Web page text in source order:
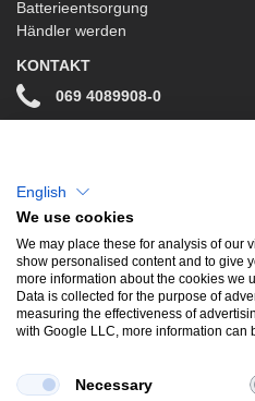
Batterieentsorgung
Händler werden
KONTAKT
069 4089908-0
Facebook
Instagram
UNSERE BELIEBTESTEN
English
We use cookies
We may place these for analysis of our
show personalised content and to give
more information about the cookies we
Data is collected for the purpose of
measuring the effectiveness of
with Google LLC, more information can
Necessary